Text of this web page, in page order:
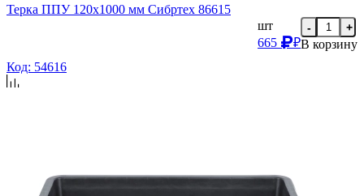
Терка ППУ 120х1000 мм Сибртех 86615
шт
665
₽
- +
В корзину
Код: 54616